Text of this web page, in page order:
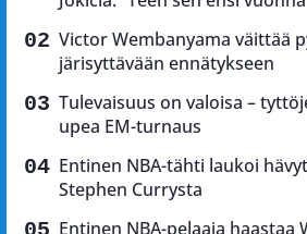
Victor Wembanyama väittää
järisyttävään ennätykseen
Tulevaisuus on valoisa –
upea EM-turnaus
Entinen NBA-tähti laukoi
Stephen Currysta
Entinen NBA-pelaaja haastaa